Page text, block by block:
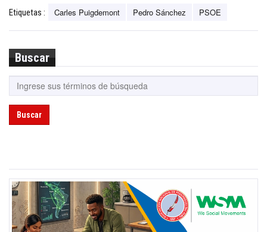
Etiquetas : Carles Puigdemont Pedro Sánchez PSOE
Buscar
Buscar